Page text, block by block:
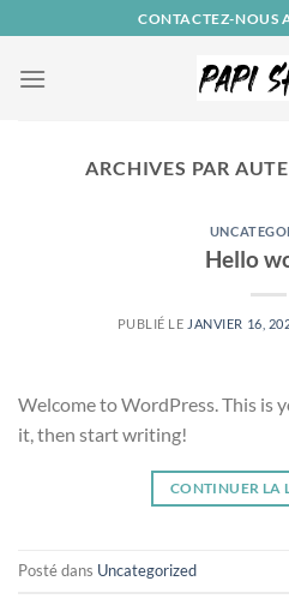
au
contenu
CONTACTEZ-NOUS
ARCHIVES PAR
Hello
PUBLIÉ LE JANVIER 16,
Welcome to WordPress. This is
it, then start writing!
CONTINUER LA
Posté dans Uncategorized